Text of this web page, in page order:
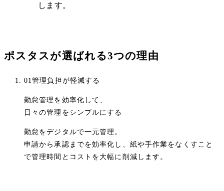
します。
ポスタスが選ばれる3つの理由
01管理負担が軽減する
勤怠管理を効率化して、
日々の管理をシンプルにする
勤怠をデジタルで一元管理。
申請から承認までを効率化し、紙や手作業をなくすこと
で管理時間とコストを大幅に削減します。